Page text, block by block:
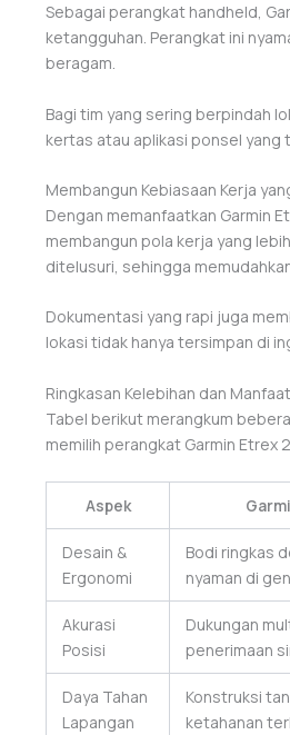
Sebagai perangkat handheld,
ketangguhan. Perangkat ini
beragam.
Bagi tim yang sering berpindah
kertas atau aplikasi ponsel yang
Membangun Kebiasaan Kerja
Dengan memanfaatkan Garmin
membangun pola kerja yang
ditelusuri, sehingga
Dokumentasi yang rapi juga
lokasi tidak hanya tersimpan di
Ringkasan Kelebihan dan
Tabel berikut merangkum
memilih perangkat Garmin Etrex
Aspek
Desain &
Ergonomi
Bodi ringkas
nyaman di
Akurasi
Posisi
Dukungan
penerimaan
Daya Tahan
Lapangan
Konstruksi
ketahanan